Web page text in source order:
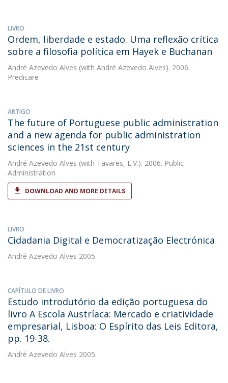
LIVRO
Ordem, liberdade e estado. Uma reflexão crítica
sobre a filosofia política em Hayek e Buchanan
André Azevedo Alves (with André Azevedo Alves). 2006.
Predicare
ARTIGO
The future of Portuguese public administration
and a new agenda for public administration
sciences in the 21st century
André Azevedo Alves (with Tavares, L.V.). 2006. Public
Administration
DOWNLOAD AND MORE DETAILS
LIVRO
Cidadania Digital e Democratização Electrónica
André Azevedo Alves 2005.
CAPÍTULO DE LIVRO
Estudo introdutório da edição portuguesa do
livro A Escola Austríaca: Mercado e criatividade
empresarial, Lisboa: O Espírito das Leis Editora,
pp. 19-38.
André Azevedo Alves 2005.